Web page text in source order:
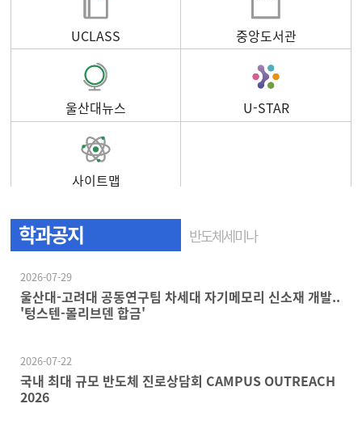
UCLASS 중앙도서관
울산대뉴스 U-STAR
사이트맵
학과공지 반도체세미나
2026-07-29
울산대-고려대 공동연구팀 차세대 자기메모리 신소재 개발..
'텅스텐-몰리브덴 합금'
2026-07-22
국내 최대 규모 반도체 진로상담회 CAMPUS OUTREACH
2026